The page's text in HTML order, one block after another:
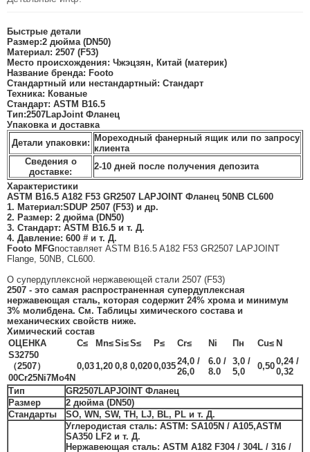
Быстрые детали
Размер:2 дюйма (DN50)
Материал: 2507 (F53)
Место происхождения: Чжэцзян, Китай (материк)
Название бренда: Footo
Стандартный или нестандартный: Стандарт
Техника: Кованые
Стандарт: ASTM B16.5
Тип:2507LapJoint Фланец
Упаковка и доставка
Детали упаковки: Мореходный фанерный ящик или по запросу
клиента
Сведения о
доставке:
2-10 дней после получения депозита
Характеристики
ASTM B16.5 A182 F53 GR2507 LAPJOINT Фланец 50NB CL600
1. Материал:SDUP 2507 (F53) и др.
2. Размер: 2 дюйма (DN50)
3. Стандарт: ASTM B16.5 и т. Д.
4. Давление: 600 # и т. Д.
Footo MFGпоставляет ASTM B16.5 A182 F53 GR2507 LAPJOINT
Flange, 50NB, CL600.
О супердуплексной нержавеющей стали 2507 (F53)
2507 - это самая распространенная супердуплексная
нержавеющая сталь, которая содержит 24% хрома и минимум
3% молибдена. См. Таблицы химического состава и
механических свойств ниже.
Химический состав
ОЦЕНКА
C≤ Mn≤Si≤S≤ P≤ Cr≤ Ni Пн Cu≤ N
S32750
（2507）
00Cr25Ni7Mo4N
0,031,20 0,8 0,0200,03524,0 /
26,0
6.0 /
8.0
3,0 /
5,0
0,500,24 /
0,32
Тип
GR2507LAPJOINT Фланец
Размер
2 дюйма (DN50)
Стандарты
SO, WN, SW, TH, LJ, BL, PL и т. Д.
Углеродистая сталь: ASTM: SA105N / A105,ASTM
SA350 LF2 и т. Д.
Нержавеющая сталь: ASTM A182 F304 / 304L / 316 /